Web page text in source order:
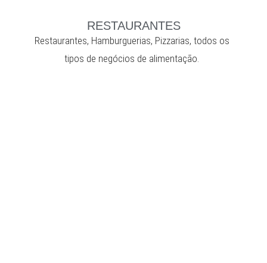
RESTAURANTES
Restaurantes, Hamburguerias, Pizzarias, todos os
tipos de negócios de alimentação.